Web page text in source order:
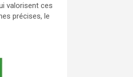
valorisent ces
précises, le